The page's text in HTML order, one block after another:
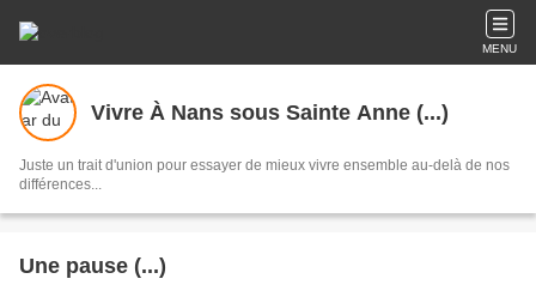
MENU
Vivre À Nans sous Sainte Anne (...)
Juste un trait d'union pour essayer de mieux vivre ensemble au-delà de nos
différences...
Une pause (...)